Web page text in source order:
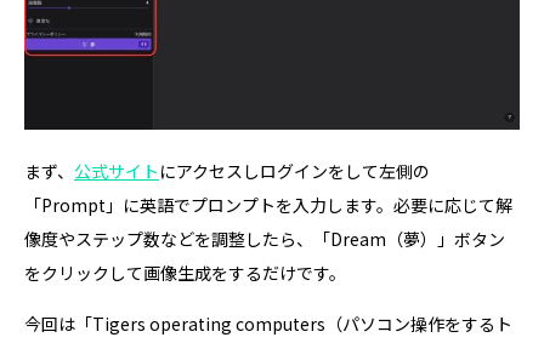
まず、 公式サイト にアクセスしログインをして左側の
「Prompt」に英語でプロンプトを入力します。必要に応じて解
像度やステップ数などを調整したら、「Dream（夢）」ボタン
をクリックして画像生成をするだけです。
今回は「Tigers operating computers（パソコン操作をするト